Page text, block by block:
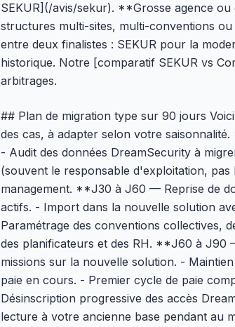
SEKUR](/avis/sekur). **Grosse agence
structures multi-sites, multi-conventions
entre deux finalistes : SEKUR pour la
historique. Notre [comparatif SEKUR vs
arbitrages.
## Plan de migration type sur 90 jours
des cas, à adapter selon votre
- Audit des données DreamSecurity à
(souvent le responsable d'exploitation,
management. **J30 à J60 — Reprise de
actifs. - Import dans la nouvelle solution
Paramétrage des conventions collectives,
des planificateurs et des RH. **J60 à J90
missions sur la nouvelle solution. -
paie en cours. - Premier cycle de paie
Désinscription progressive des accès
lecture à votre ancienne base pendant au